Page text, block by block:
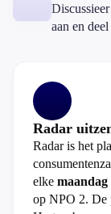
aan en
Radar
Radar is het
elke maandag
op NPO 2. De